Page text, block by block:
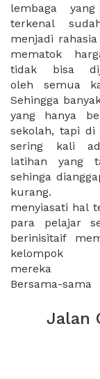
lembaga
terkenal
menjadi
mematok
tidak bisa
oleh semua
Sehingga
yang hanya
sekolah, tapi di
sering kali
latihan yang
sehinga
kurang.
menyiasati hal
para pelajar
berinisitaif
kelompok
mereka
Bersama-sama
guru privat
umumnya
memiliki ruang
untuk mereka
dengan
pelajar yang
banyak.
selalu hadir
solusi
ruangan untuk
apapun.
memilih
dengan
dengan
kelompok
waktu yang
Jalan